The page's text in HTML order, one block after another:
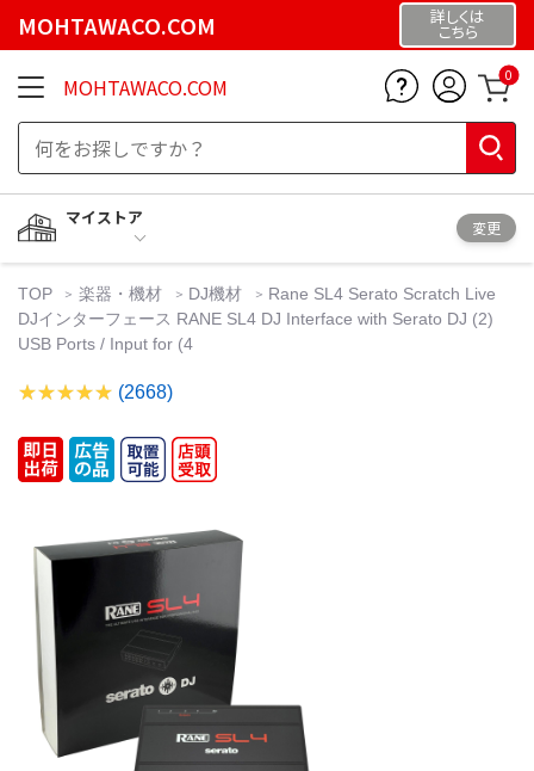
MOHTAWACO.COM 詳しくは
こちら
MOHTAWACO.COM 0
マイストア
変更
TOP 楽器・機材 DJ機材
Rane SL4 Serato Scratch Live
DJインターフェース RANE SL4 DJ Interface with Serato DJ (2)
USB Ports / Input for (4
(2668)